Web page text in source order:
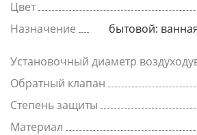
Цвет
Назначение
бытовой:
Установочный диаметр
Обратный клапан
Степень защиты
Материал